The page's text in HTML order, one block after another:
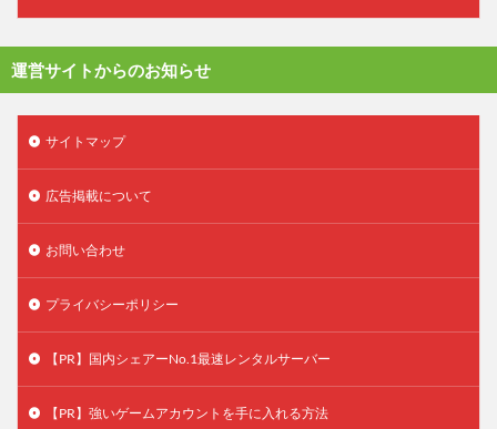
運営サイトからのお知らせ
サイトマップ
広告掲載について
お問い合わせ
プライバシーポリシー
【PR】国内シェアーNo.1最速レンタルサーバー
【PR】強いゲームアカウントを手に入れる方法